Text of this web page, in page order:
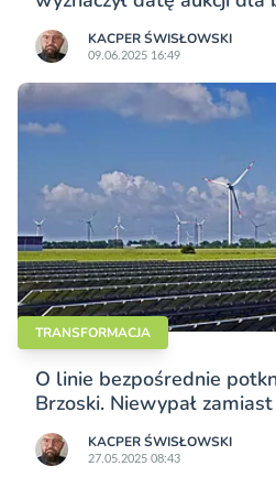
KACPER ŚWISŁO­WSKI
09.06.2025 16:49
TRANSFORMACJA
O linie bezpośrednie
Brzoski. Niewypał
KACPER ŚWISŁO­WSKI
27.05.2025 08:43